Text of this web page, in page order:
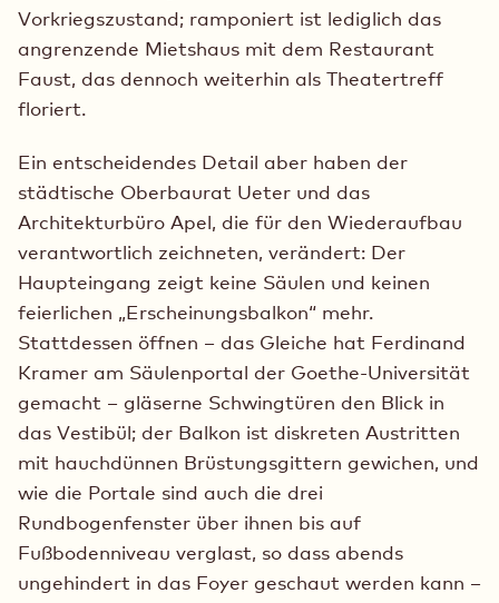
Vorkriegszustand; ramponiert ist lediglich das
angrenzende Mietshaus mit dem Restaurant
Faust, das dennoch weiterhin als Theatertreff
floriert.
Ein entscheidendes Detail aber haben der
städtische Oberbaurat Ueter und das
Architekturbüro Apel, die für den Wiederaufbau
verantwortlich zeichneten, verändert: Der
Haupteingang zeigt keine Säulen und keinen
feierlichen „Erscheinungsbalkon“ mehr.
Stattdessen öffnen – das Gleiche hat Ferdinand
Kramer am Säulenportal der Goethe-Universität
gemacht – gläserne Schwingtüren den Blick in
das Vestibül; der Balkon ist diskreten Austritten
mit hauchdünnen Brüstungsgittern gewichen, und
wie die Portale sind auch die drei
Rundbogenfenster über ihnen bis auf
Fußbodenniveau verglast, so dass abends
ungehindert in das Foyer geschaut werden kann –